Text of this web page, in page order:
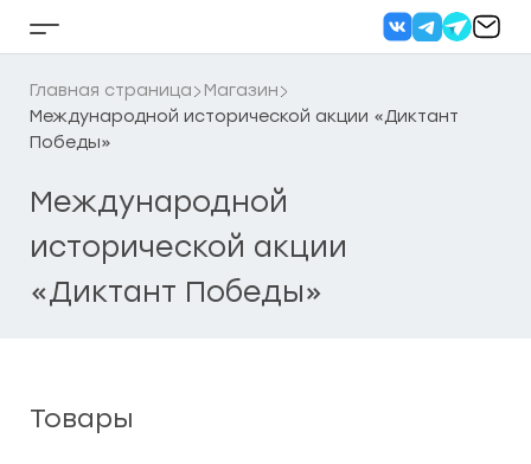
Кнопка
бокового
меню
Главная страница
Магазин
Международной исторической акции «Диктант
Победы»
Международной
исторической акции
«Диктант Победы»
Товары